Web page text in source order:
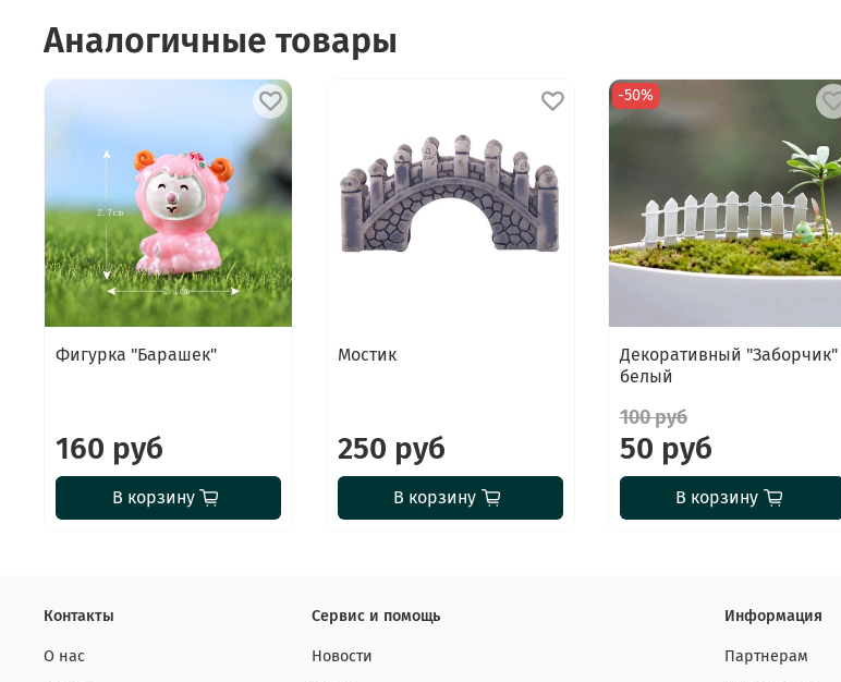
Аналогичные товары
Фигурка "Барашек"
160 руб
В корзину
Мостик
250 руб
В корзину
-50%
Декоративный "Заборчик"
белый
100 руб
50 руб
В корзину
Контакты
О нас
Сервис и помощь
Новости
Информация
Партнерам